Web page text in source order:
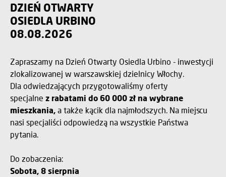
DZIEŃ OTWARTY
OSIEDLA URBINO
08.08.2026
Zapraszamy na Dzień Otwarty Osiedla Urbino - inwestycji
zlokalizowanej w warszawskiej dzielnicy Włochy.
Dla odwiedzających przygotowaliśmy oferty
specjalne z rabatami do 60 000 zł na wybrane
mieszkania, a także kącik dla najmłodszych. Na miejscu
nasi specjaliści odpowiedzą na wszystkie Państwa
pytania.
Do zobaczenia:
Sobota, 8 sierpnia